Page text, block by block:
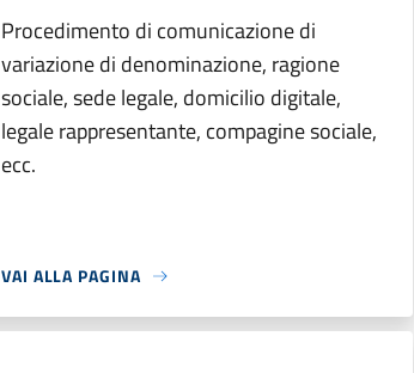
Procedimento di comunicazione di
variazione di denominazione, ragione
sociale, sede legale, domicilio digitale,
legale rappresentante, compagine sociale,
ecc.
VAI ALLA PAGINA